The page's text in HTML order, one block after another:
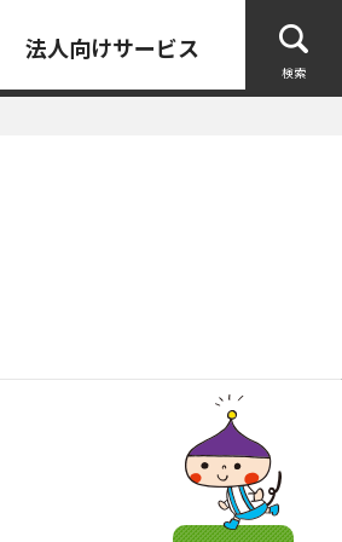
検索
法人向けサービス